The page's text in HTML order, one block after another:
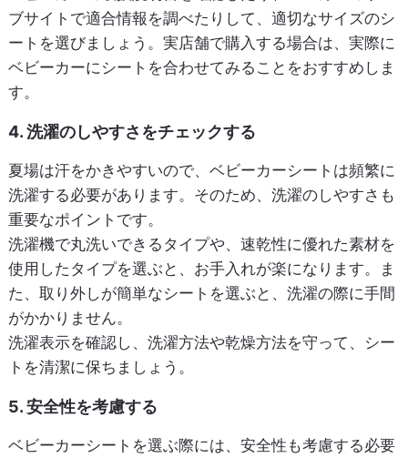
ブサイトで適合情報を調べたりして、適切なサイズのシ
ートを選びましょう。実店舗で購入する場合は、実際に
ベビーカーにシートを合わせてみることをおすすめしま
す。
4. 洗濯のしやすさをチェックする
夏場は汗をかきやすいので、ベビーカーシートは頻繁に
洗濯する必要があります。そのため、洗濯のしやすさも
重要なポイントです。
洗濯機で丸洗いできるタイプや、速乾性に優れた素材を
使用したタイプを選ぶと、お手入れが楽になります。ま
た、取り外しが簡単なシートを選ぶと、洗濯の際に手間
がかかりません。
洗濯表示を確認し、洗濯方法や乾燥方法を守って、シー
トを清潔に保ちましょう。
5. 安全性を考慮する
ベビーカーシートを選ぶ際には、安全性も考慮する必要